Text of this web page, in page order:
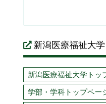
新潟医療福祉大
新潟医療福祉大学トッ
学部・学科トップペー